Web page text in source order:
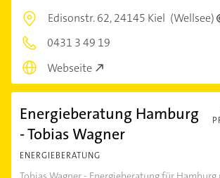
Edisonstr. 62,24145 Kiel (Wellsee)
0431 3 49 19
Webseite
Energieberatung Hamburg
- Tobias Wagner
ENERGIEBERATUNG